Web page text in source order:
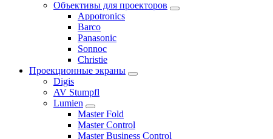
Объективы для проекторов
Appotronics
Barco
Panasonic
Sonnoc
Сhristie
Проекционные экраны
Digis
AV Stumpfl
Lumien
Master Fold
Master Control
Master Business Control